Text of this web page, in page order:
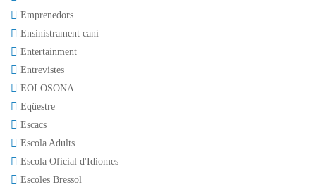
Emprenedors
Ensinistrament caní
Entertainment
Entrevistes
EOI OSONA
Eqüestre
Escacs
Escola Adults
Escola Oficial d'Idiomes
Escoles Bressol